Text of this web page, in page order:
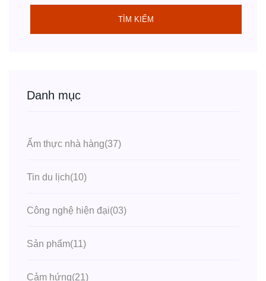
TÌM KIẾM
Danh mục
Ẩm thực nhà hàng(37)
Tin du lịch(10)
Công nghệ hiện đại(03)
Sản phẩm(11)
Cảm hứng(21)